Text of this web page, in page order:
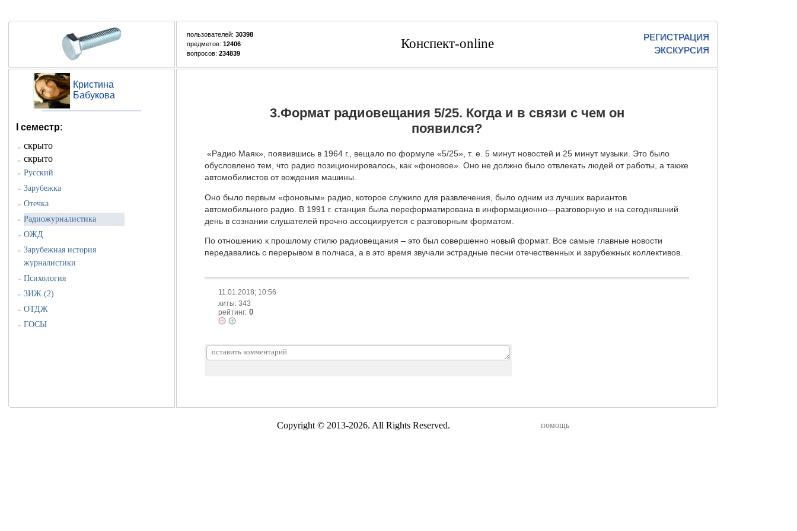
пользователей: 30398
предметов: 12406
вопросов: 234839
Конспект-online
РЕГИСТРАЦИЯ
ЭКСКУРСИЯ
Кристина
Бабукова
I семестр:
» скрыто
» скрыто
» Русский
» Зарубежка
» Отечка
» Радиожурналистика
» ОЖД
» Зарубежная история
журналистики
» Психология
» ЗИЖ (2)
» ОТДЖ
» ГОСЫ
3.Формат радиовещания 5/25. Когда и в связи с чем он
появился?
«Радио Маяк», появившись в 1964 г., вещало по формуле «5/25», т. е. 5 минут новостей и 25 минут музыки. Это было
обусловлено тем, что радио позиционировалось, как «фоновое». Оно не должно было отвлекать людей от работы, а также
автомобилистов от вождения машины.
Оно было первым «фоновым» радио, которое служило для развлечения, было одним из лучших вариантов
автомобильного радио. В 1991 г. станция была переформатирована в информационно—разговорную и на сегодняшний
день в сознании слушателей прочно ассоциируется с разговорным форматом.
По отношению к прошлому стилю радиовещания – это был совершенно новый формат. Все самые главные новости
передавались с перерывом в полчаса, а в это время звучали эстрадные песни отечественных и зарубежных коллективов.
11.01.2018; 10:56
хиты: 343
рейтинг: 0
Copyright © 2013-2026. All Rights Reserved. помощь